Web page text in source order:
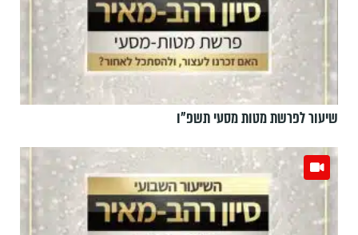
שיעור לפרשת מטות מסעי תשפ"ו